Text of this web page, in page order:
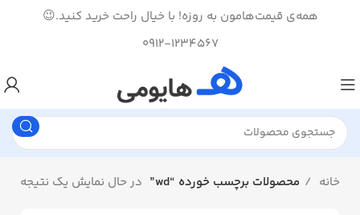
همه‌ی قیمت‌هامون به روزه! با خیال راحت خرید کنید.😉
0912-1234567
خانه محصولات برچسب خورده “wd” در حال نمایش یک نتیجه